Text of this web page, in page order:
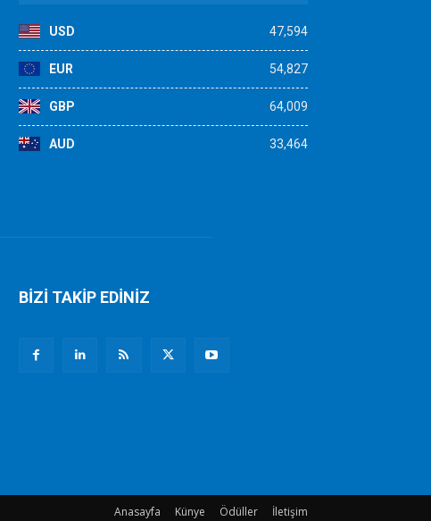
USD 47,594
EUR 54,827
GBP 64,009
AUD 33,464
BİZİ TAKİP EDİNİZ
Anasayfa Künye Ödüller İletişim